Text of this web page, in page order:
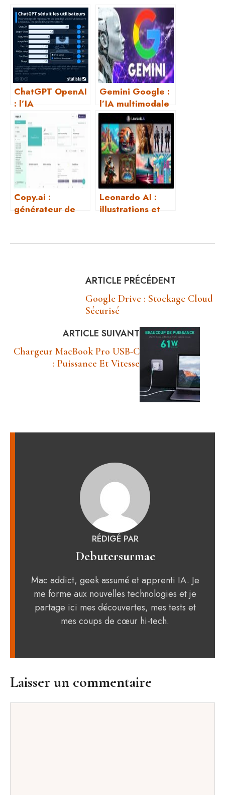
ChatGPT OpenAI
: l’IA
conversationnelle
la plus utilisée
Gemini Google :
l’IA multimodale
de Google
Copy.ai :
générateur de
Leonardo AI :
illustrations et
ARTICLE PRÉCÉDENT
Google Drive : Stockage Cloud
Sécurisé
ARTICLE SUIVANT
Chargeur MacBook Pro USB-C
: Puissance Et Vitesse
RÉDIGÉ PAR
Debutersurmac
Mac addict, geek assumé et apprenti IA. Je
me forme aux nouvelles technologies et je
partage ici mes découvertes, mes tests et
mes coups de cœur hi-tech.
Laisser un commentaire